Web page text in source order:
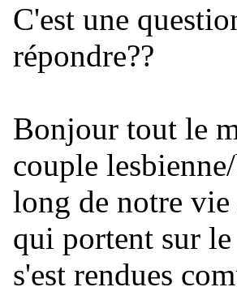
C'est une
répondre??
Bonjour tout le
couple
long de notre vie
qui portent sur
s'est rendues